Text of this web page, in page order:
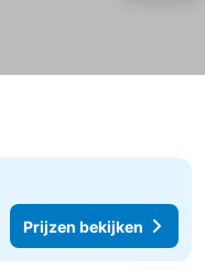
Prijzen bekijken